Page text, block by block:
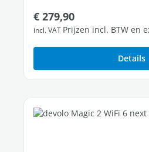
Normale prijs:
€ 279,90
incl. VAT Prijzen incl. BTW en
Details